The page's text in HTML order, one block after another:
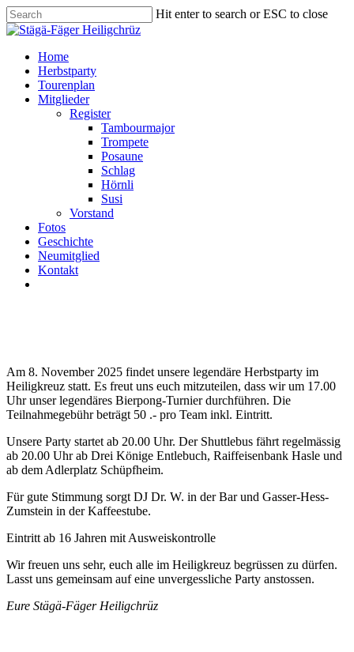
Skip
to
content
Hit enter to search or ESC to close
Close
Menu
Home
Herbstparty
Tourenplan
Mitglieder
Register
Tambourmajor
Trompete
Posaune
Schlag
Hörnli
Susi
Vorstand
Fotos
Geschichte
Neumitglied
Kontakt
Am 8. November 2025 findet unsere legendäre Herbstparty im
Heiligkreuz statt. Es freut uns euch mitzuteilen, dass wir um 17.00
Uhr unser legendäres Bierpong-Turnier durchführen. Die
Teilnahmegebühr beträgt 50 .- pro Team inkl. Eintritt.
Unsere Party startet ab 20.00 Uhr. Der Shuttlebus fährt regelmässig
ab 20.00 Uhr ab Drei Könige Entlebuch, Raiffeisenbank Hasle und
ab dem Adlerplatz Schüpfheim.
Für gute Stimmung sorgt DJ Dr. W. in der Bar und Gasser-Hess-
Zumstein in der Kaffeestube.
Eintritt ab 16 Jahren mit Ausweiskontrolle
Wir freuen uns sehr, euch alle im Heiligkreuz begrüssen zu dürfen.
Lasst uns gemeinsam auf eine unvergessliche Party anstossen.
Eure Stägä-Fäger Heiligchrüz